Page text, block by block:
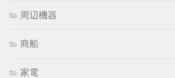
周辺機器
商船
家電